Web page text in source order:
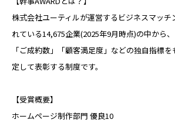
スターティアの
サービスに関するお問合
複合機などのOA機器の導入ご
その他のお問合せ
株式会社ユーティルが運営するビジネスマッチ
れている14,675企業(2025年9月時点)の中から、
「ご成約数」「顧客満足度」などの独自指標
定して表彰する制度です。
【受賞概要】
ホームページ制作部門 優良10